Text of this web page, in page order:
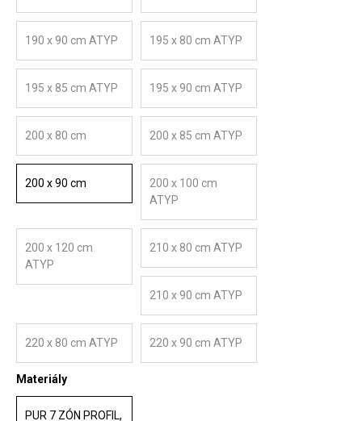
190 x 90 cm ATYP 195 x 80 cm ATYP
195 x 85 cm ATYP 195 x 90 cm ATYP
200 x 80 cm 200 x 85 cm ATYP
200 x 90 cm
200 x 100 cm
ATYP
200 x 120 cm
ATYP
210 x 80 cm ATYP
210 x 90 cm ATYP
220 x 80 cm ATYP 220 x 90 cm ATYP
Materiály
PUR 7 ZÓN PROFIL,